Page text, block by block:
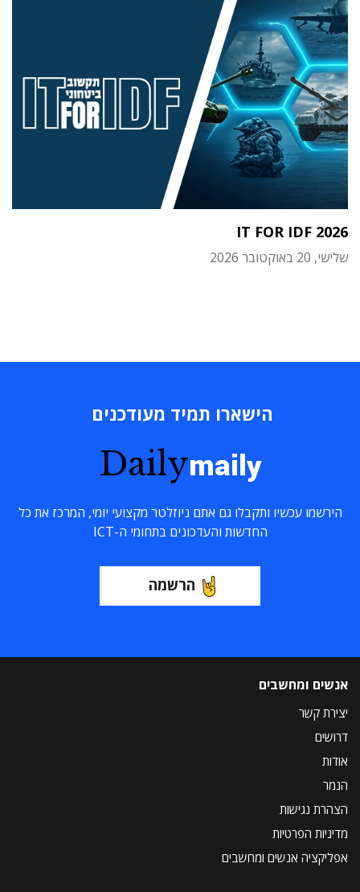
IT FOR IDF 2026
שלישי, 20 באוקטובר 2026
הישארו תמיד מעודכנים
Dailymaily
הירשמו עכשיו ותקבלו גם אתם ניוזלטר מקצועי יומי, המרכז את כל
החדשות והעדכונים בתחומי ה-ICT
הרשמה
אנשים ומחשבים
יצירת קשר
דרושים
אודות
הנמר
הצהרת נגישות
מדיניות הפרטיות
אפליקציה אנשים ומחשבים